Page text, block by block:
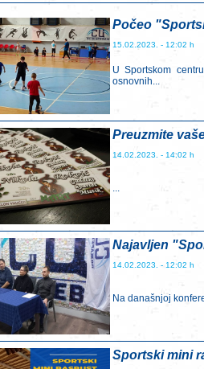
Počeo
15.02.2023. - 12:02 h
U Sportskom
osnovnih...
Preuzmite
14.02.2023. - 14:02 h
Najavljen
14.02.2023. - 12:02 h
Na današnjoj
Sportski mini